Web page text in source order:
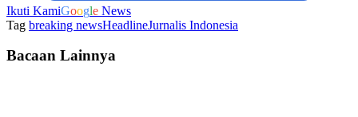
Ikuti KamiGoogle News
Tag breaking newsHeadlineJurnalis Indonesia
Bacaan Lainnya